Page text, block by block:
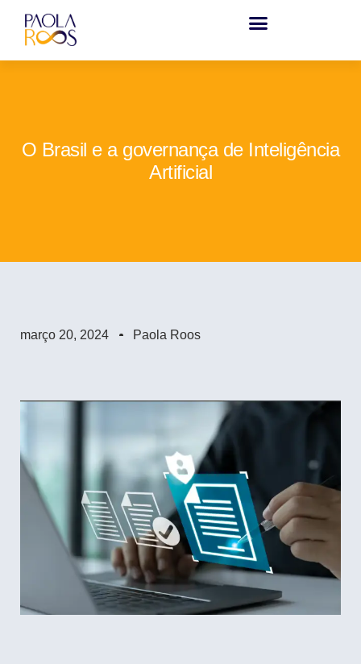
O Brasil e a governança de Inteligência
Artificial
março 20, 2024 Paola Roos